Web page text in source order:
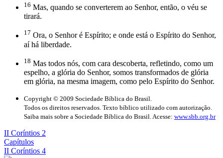
16 Mas, quando se converterem ao Senhor, então, o véu se
tirará.
17 Ora, o Senhor é Espírito; e onde está o Espírito do Senhor,
aí há liberdade.
18 Mas todos nós, com cara descoberta, refletindo, como um
espelho, a glória do Senhor, somos transformados de glória
em glória, na mesma imagem, como pelo Espírito do Senhor.
Copyright © 2009 Sociedade Bíblica do Brasil.
Todos os direitos reservados. Texto bíblico utilizado com autorização.
Saiba mais sobre a Sociedade Bíblica do Brasil. Acesse: www.sbb.org.br
II Coríntios 2
Capítulos
II Coríntios 4